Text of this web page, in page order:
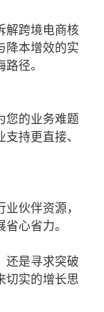
解跨境电商核
降本增效的实
径。
您的业务难题
持更直接、
伙伴资源，
心省力。
还是寻求突破
切实的增长思